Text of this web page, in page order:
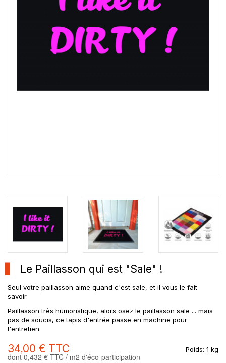
Le Paillasson qui est "Sale" !
Seul votre paillasson aime quand c'est sale, et il vous le fait
savoir.
Paillasson très humoristique, alors osez le paillasson sale ... mais
pas de soucis, ce tapis d'entrée passe en machine pour
l'entretien.
34,00 € TTC Poids: 1 kg
dont 0,432 € TTC / m2 d'éco-participation